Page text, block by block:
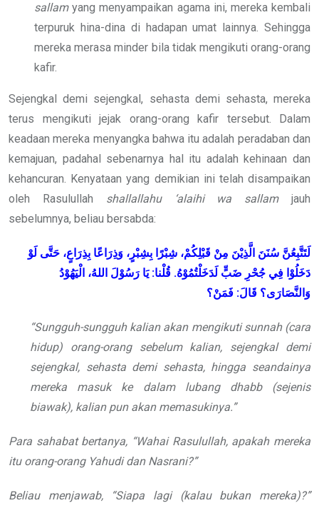
sallamyang menyampaikan agama ini, mereka kembali
terpuruk hina-dina di hadapan umat lainnya. Sehingga
mereka merasa minder bila tidak mengikuti orang-orang
kafir.
Sejengkal demi sejengkal, sehasta demi sehasta, mereka
terus mengikuti jejak orang-orang kafir tersebut. Dalam
keadaan mereka menyangka bahwa itu adalah peradaban dan
kemajuan, padahal sebenarnya hal itu adalah kehinaan dan
kehancuran. Kenyataan yang demikian ini telah disampaikan
oleh Rasulullah shallallahu ‘alaihi wa sallamjauh
sebelumnya, beliau bersabda:
لَتَتَّبِعُنَّ سُنَنَ الَّذِيْنَ مِنْ قَبْلِكُمْ، شِبْرًا بِشِبْرٍ، وَذِرَاعًا بِذِرَاعٍ، حَتَّى لَوْ
دَخَلُوْا فِي جُحْرِ ضَبٍّ لَدَخَلْتُمُوْهُ. قُلْنا: يَا رَسُوْلَ اللهُ، الْيَهُوْدُ
وَالنَّصَارَى؟ قَالَ: فَمَنْ؟
“Sungguh-sungguh kalian akan mengikuti sunnah (cara
hidup) orang-orang sebelum kalian, sejengkal demi
sejengkal, sehasta demi sehasta, hingga seandainya
mereka masuk ke dalam lubang dhabb (sejenis
biawak), kalian pun akan memasukinya.”
Para sahabat bertanya, “Wahai Rasulullah, apakah mereka
itu orang-orang Yahudi dan Nasrani?”
Beliau menjawab, “Siapa lagi (kalau bukan mereka)?”